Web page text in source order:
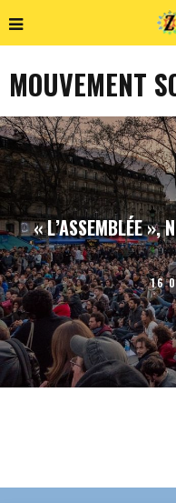
MOUVEMENT
« L’ASSEMBLÉE »,
16